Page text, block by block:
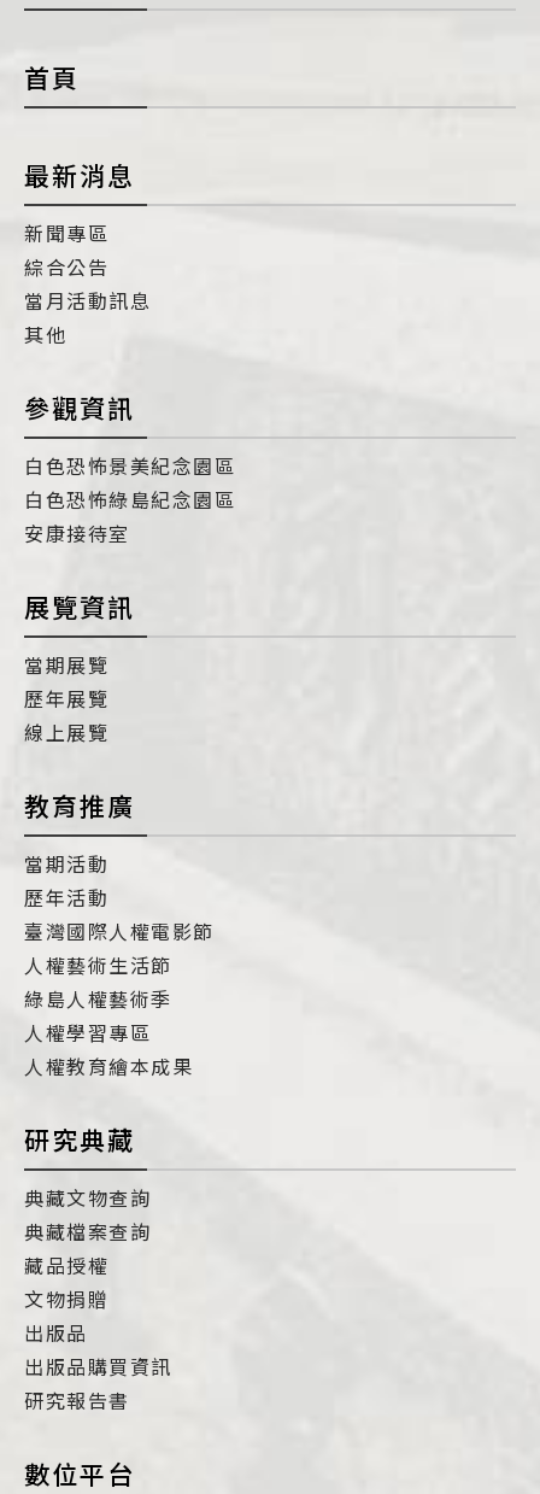
首頁
最新消息
新聞專區
綜合公告
當月活動訊息
其他
參觀資訊
白色恐怖景美紀念園區
白色恐怖綠島紀念園區
安康接待室
展覽資訊
當期展覽
歷年展覽
線上展覽
教育推廣
當期活動
歷年活動
臺灣國際人權電影節
人權藝術生活節
綠島人權藝術季
人權學習專區
人權教育繪本成果
研究典藏
典藏文物查詢
典藏檔案查詢
藏品授權
文物捐贈
出版品
出版品購買資訊
研究報告書
數位平台